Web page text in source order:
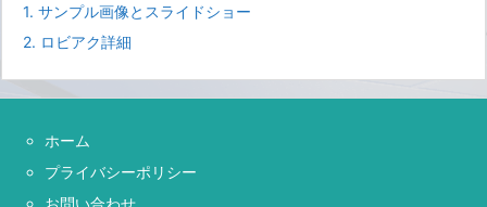
1. サンプル画像とスライドショー
2. ロビアク詳細
ホーム
プライバシーポリシー
お問い合わせ